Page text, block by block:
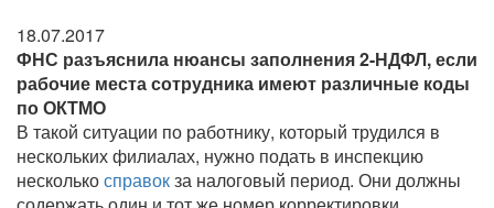
18.07.2017
ФНС разъяснила нюансы заполнения 2-НДФЛ, если
рабочие места сотрудника имеют различные коды
по ОКТМО
В такой ситуации по работнику, который трудился в
нескольких филиалах, нужно подать в инспекцию
несколькосправокза налоговый период. Они должны